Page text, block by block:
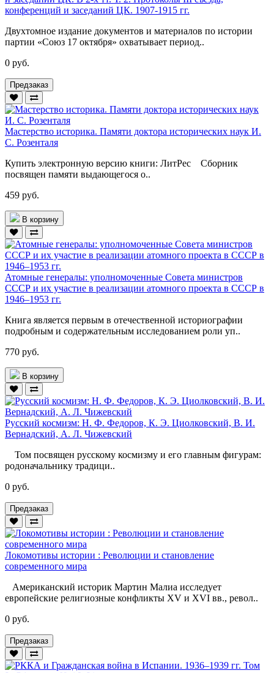
конференций и заседаний ЦК. 1907-1915 гг.
Двухтомное издание документов и материалов по истории
партии «Союз 17 октября» охватывает период..
0 руб.
Предзаказ
Мастерство историка. Памяти доктора исторических наук И.
С. Розенталя
Купить электронную версию книги: ЛитРес Сборник
посвящен памяти выдающегося о..
459 руб.
В корзину
Атомные генералы: уполномоченные Совета министров
СССР и их участие в реализации атомного проекта в СССР в
1946–1953 гг.
Книга является первым в отечественной историографии
подробным и содержательным исследованием роли уп..
770 руб.
В корзину
Русский космизм: Н. Ф. Федоров, К. Э. Циолковский, В. И.
Вернадский, А. Л. Чижевский
Том посвящен русскому космизму и его главным фигурам:
родоначальнику традици..
0 руб.
Предзаказ
Локомотивы истории : Революции и становление
современного мира
Американский историк Мартин Малиа исследует
европейские религиозные конфликты XV и XVI вв., револ..
0 руб.
Предзаказ